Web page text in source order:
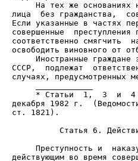
На тех же основаниях
лица  без гражданства,
Если указанные в частях
совершенные
соответственно смягчить
Иностранные граждане
СССР,  подлежат
* Статьи  1,  3  и
декабря 1982 г.
ст. 1821).
Статья 6.
Преступность и